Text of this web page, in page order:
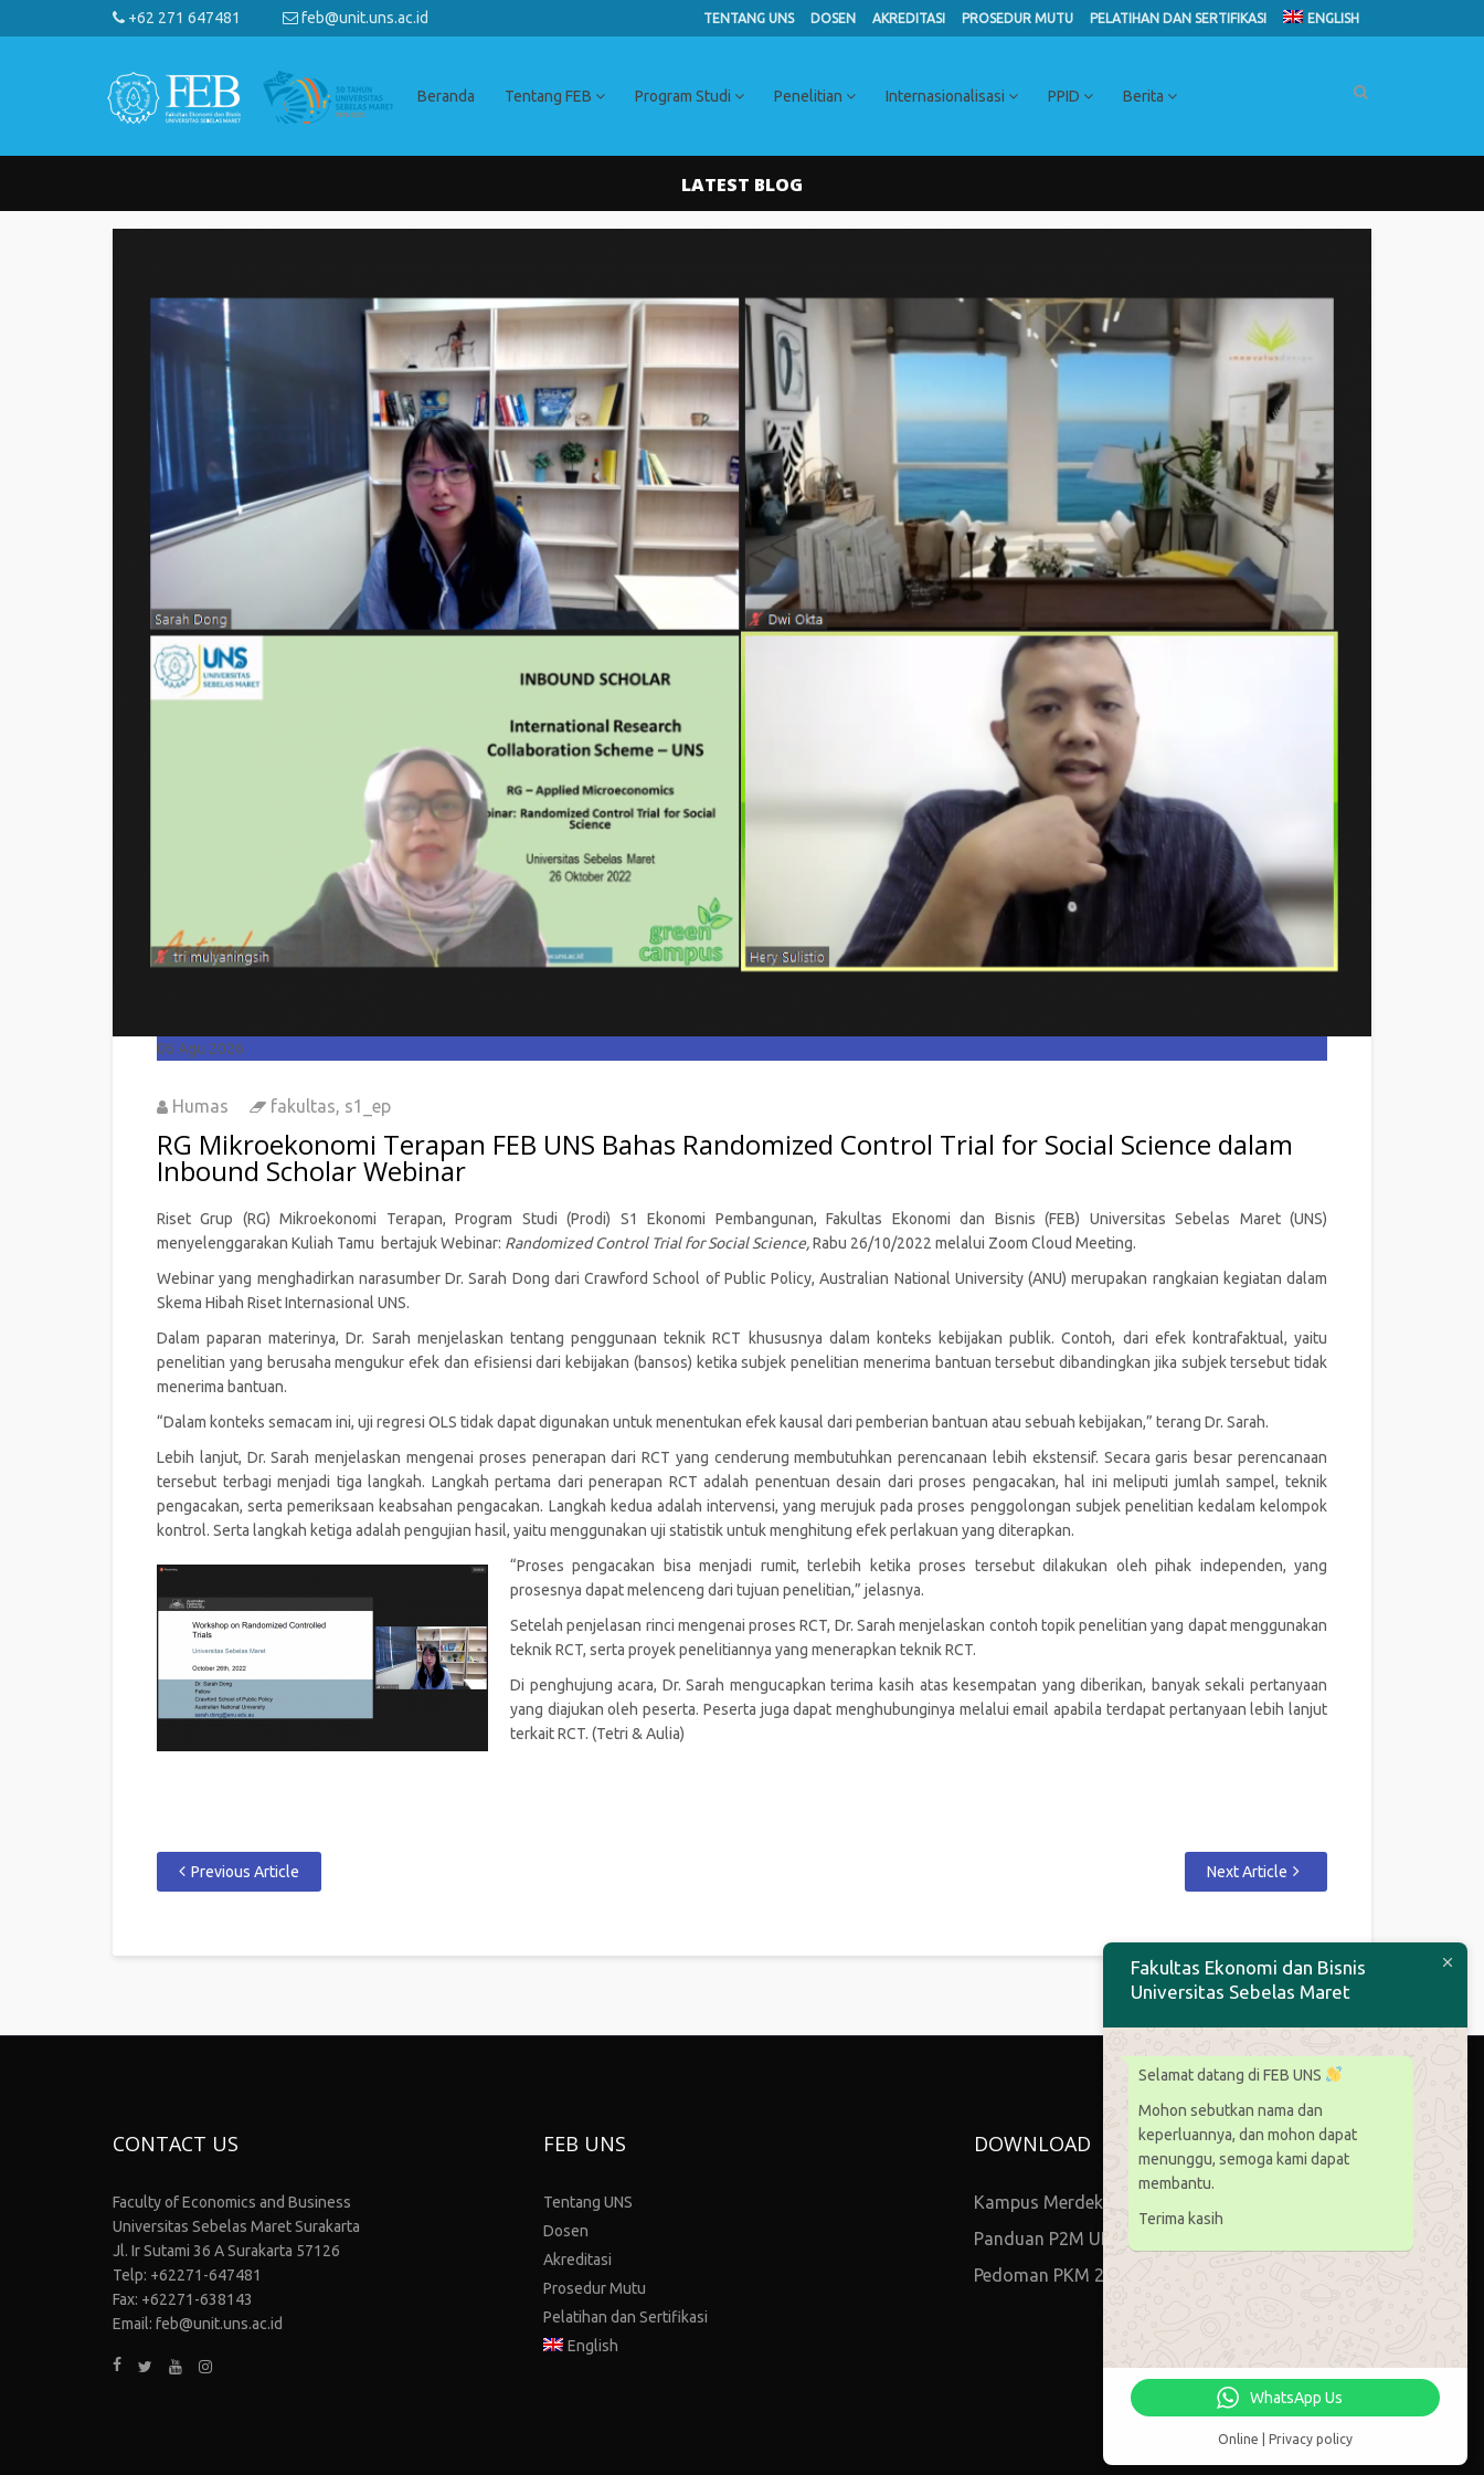
+62 271 647481 feb@unit.uns.ac.id TENTANG UNS DOSEN AKREDITASI PROSEDUR MUTU PELATIHAN DAN SERTIFIKASI ENGLISH
Beranda Tentang FEB Program Studi Penelitian Internasionalisasi PPID Berita
LATEST BLOG
06 Agu 2026
Humas fakultas, s1_ep
RG Mikroekonomi Terapan FEB UNS Bahas Randomized Control Trial for Social Science dalam
Inbound Scholar Webinar
Riset Grup (RG) Mikroekonomi Terapan, Program Studi (Prodi) S1 Ekonomi Pembangunan, Fakultas Ekonomi dan Bisnis (FEB) Universitas Sebelas Maret (UNS)
menyelenggarakan Kuliah Tamu bertajuk Webinar: Randomized Control Trial for Social Science,Rabu 26/10/2022 melalui Zoom Cloud Meeting.
Webinar yang menghadirkan narasumber Dr. Sarah Dong dari Crawford School of Public Policy, Australian National University (ANU) merupakan rangkaian kegiatan dalam
Skema Hibah Riset Internasional UNS.
Dalam paparan materinya, Dr. Sarah menjelaskan tentang penggunaan teknik RCT khususnya dalam konteks kebijakan publik. Contoh, dari efek kontrafaktual, yaitu
penelitian yang berusaha mengukur efek dan efisiensi dari kebijakan (bansos) ketika subjek penelitian menerima bantuan tersebut dibandingkan jika subjek tersebut tidak
menerima bantuan.
“Dalam konteks semacam ini, uji regresi OLS tidak dapat digunakan untuk menentukan efek kausal dari pemberian bantuan atau sebuah kebijakan,” terang Dr. Sarah.
Lebih lanjut, Dr. Sarah menjelaskan mengenai proses penerapan dari RCT yang cenderung membutuhkan perencanaan lebih ekstensif. Secara garis besar perencanaan
tersebut terbagi menjadi tiga langkah. Langkah pertama dari penerapan RCT adalah penentuan desain dari proses pengacakan, hal ini meliputi jumlah sampel, teknik
pengacakan, serta pemeriksaan keabsahan pengacakan. Langkah kedua adalah intervensi, yang merujuk pada proses penggolongan subjek penelitian kedalam kelompok
kontrol. Serta langkah ketiga adalah pengujian hasil, yaitu menggunakan uji statistik untuk menghitung efek perlakuan yang diterapkan.
“Proses pengacakan bisa menjadi rumit, terlebih ketika proses tersebut dilakukan oleh pihak independen, yang
prosesnya dapat melenceng dari tujuan penelitian,” jelasnya.
Setelah penjelasan rinci mengenai proses RCT, Dr. Sarah menjelaskan contoh topik penelitian yang dapat menggunakan
teknik RCT, serta proyek penelitiannya yang menerapkan teknik RCT.
Di penghujung acara, Dr. Sarah mengucapkan terima kasih atas kesempatan yang diberikan, banyak sekali pertanyaan
yang diajukan oleh peserta. Peserta juga dapat menghubunginya melalui email apabila terdapat pertanyaan lebih lanjut
terkait RCT. (Tetri & Aulia)
Previous Article Next Article
CONTACT US
Faculty of Economics and Business
Universitas Sebelas Maret Surakarta
Jl. Ir Sutami 36 A Surakarta 57126
Telp: +62271-647481
Fax: +62271-638143
Email: feb@unit.uns.ac.id
FEB UNS
Tentang UNS
Dosen
Akreditasi
Prosedur Mutu
Pelatihan dan Sertifikasi
English
DOWNLOAD
Kampus Merdeka
Panduan P2M UNS
Pedoman PKM 2021
Fakultas Ekonomi dan Bisnis
Universitas Sebelas Maret
Selamat datang di FEB UNS
Mohon sebutkan nama dan
keperluannya, dan mohon dapat
menunggu, semoga kami dapat
membantu.
Terima kasih
WhatsApp Us
Online | Privacy policy